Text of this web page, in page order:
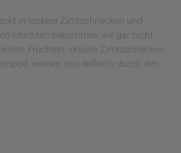
in leckere Zimtschnecken und
Früchten bekommen wir gar nicht
Früchten. Unsere Zimtschnecken
werden uns definitiv durch den